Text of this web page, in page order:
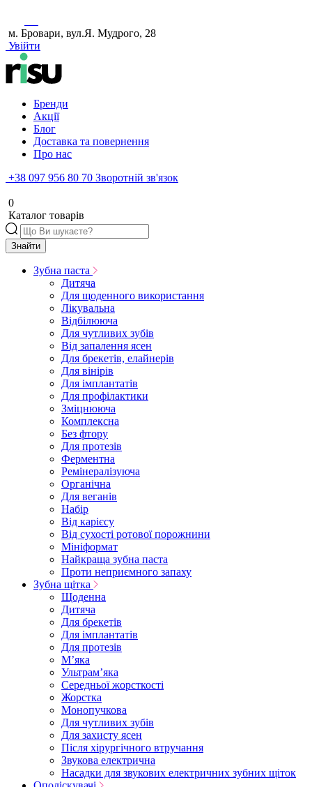
м. Бровари, вул.Я. Мудрого, 28
Увійти
Бренди
Акції
Блог
Доставка та повернення
Про нас
+38 097 956 80 70 Зворотній зв'язок
0
Каталог товарів
Знайти
Зубна паста
Дитяча
Для щоденного використання
Лікувальна
Відбілююча
Для чутливих зубів
Від запалення ясен
Для брекетів, елайнерів
Для вінірів
Для імплантатів
Для профілактики
Зміцнююча
Комплексна
Без фтору
Для протезів
Ферментна
Ремінералізуюча
Органічна
Для веганів
Набір
Від карієсу
Від сухості ротової порожнини
Мініформат
Найкраща зубна паста
Проти неприємного запаху
Зубна щітка
Щоденна
Дитяча
Для брекетів
Для імплантатів
Для протезів
Мʼяка
Ультрамʼяка
Середньої жорсткості
Жорстка
Монопучкова
Для чутливих зубів
Для захисту ясен
Після хірургічного втручання
Звукова електрична
Насадки для звукових електричних зубних щіток